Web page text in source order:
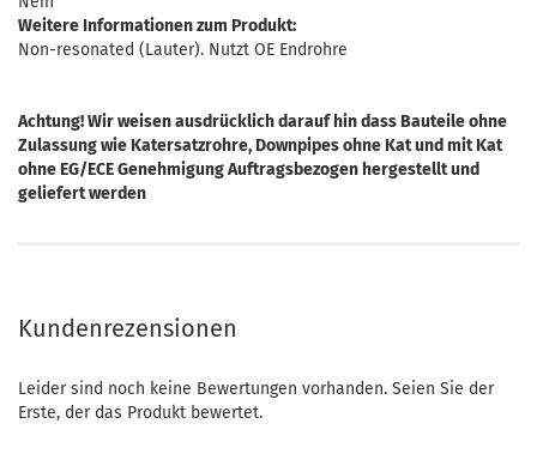
Weitere Informationen zum Produkt:
Non-resonated (Lauter). Nutzt OE Endrohre
Achtung! Wir weisen ausdrücklich darauf hin dass Bauteile ohne
Zulassung wie Katersatzrohre, Downpipes ohne Kat und mit Kat
ohne EG/ECE Genehmigung Auftragsbezogen hergestellt und
geliefert werden
Kundenrezensionen
Leider sind noch keine Bewertungen vorhanden. Seien Sie der
Erste, der das Produkt bewertet.